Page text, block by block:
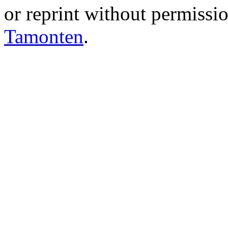
or reprint without
Tamonten.